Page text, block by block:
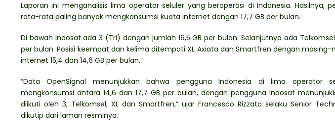
Laporan ini menganalisis lima operator seluler yang beroperasi di Indonesia. Hasilnya,
rata-rata paling banyak mengkonsumsi kuota internet dengan 17,7 GB per bulan.
Di bawah Indosat ada 3 (Tri) dengan jumlah 16,5 GB per bulan. Selanjutnya ada
per bulan. Posisi keempat dan kelima ditempati XL Axiata dan Smartfren dengan
internet 15,4 dan 14,6 GB per bulan.
“Data OpenSignal menunjukkan bahwa pengguna Indonesia di lima operator
mengkonsumsi antara 14,6 dan 17,7 GB per bulan, dengan pengguna Indosat
diikuti oleh 3, Telkomsel, XL dan Smartfren,” ujar Francesco Rizzato selaku Senior
dikutip dari laman resminya.